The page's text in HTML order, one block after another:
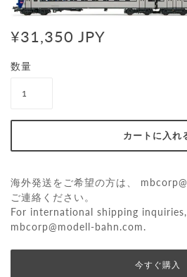
¥31,350 JPY
数量
海外発送をご希望の方は、
ご連絡ください。
For international shipping
mbcorp@modell-bahn.com.
今すぐ購入